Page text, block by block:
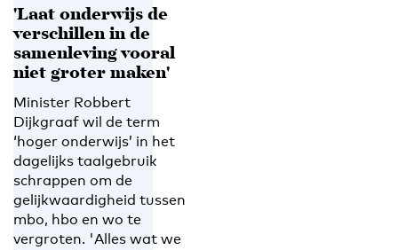
'Laat onderwijs de
verschillen in de
samenleving vooral
niet groter maken'
Minister Robbert
Dijkgraaf wil de term
‘hoger onderwijs’ in het
dagelijks taalgebruik
schrappen om de
gelijkwaardigheid tussen
mbo, hbo en wo te
vergroten. 'Alles wat we